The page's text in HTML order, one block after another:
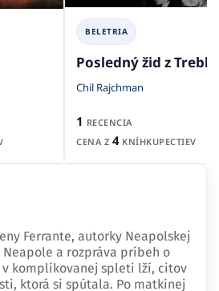
BELETRIA
Posledný žid z
Chil Rajchman
1 RECENCIA
CENA Z 4KNÍHKUPECTIEV
Ferrante, autorky Neapolskej
Neapole a rozpráva príbeh o
v komplikovanej spleti lží, citov
ktorá si spútala. Po matkinej